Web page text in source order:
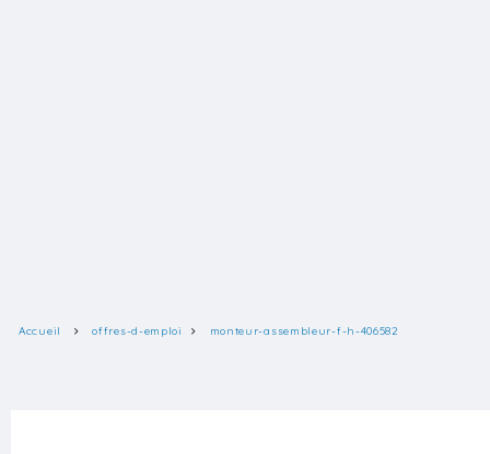
Accueil offres-d-emploi monteur-assembleur-f-h-406582